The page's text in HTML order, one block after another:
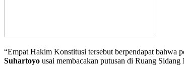
“Empat Hakim Konstitusi tersebut berpendapat bahwa
Suhartoyo usai membacakan putusan di Ruang